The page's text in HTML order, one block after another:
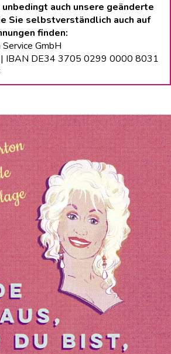
auch unsere geänderte
Sie selbstverständlich auch auf
finden:
GmbH
| IBAN DE34 3705 0299 0000 8031